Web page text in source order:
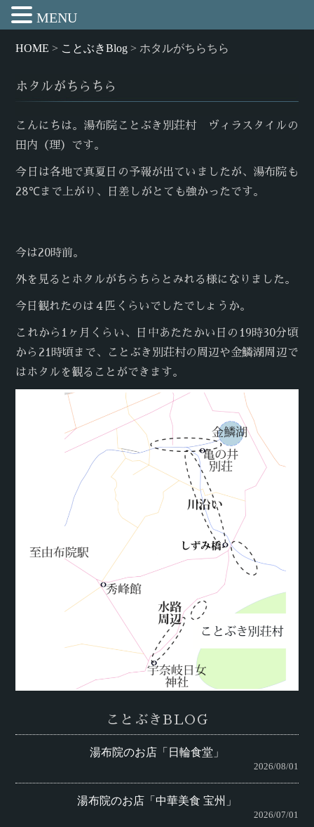
HOME > ことぶきBlog > ホタルがちらちら
ホタルがちらちら
こんにちは。湯布院ことぶき別荘村 ヴィラスタイルの
田内（理）です。
今日は各地で真夏日の予報が出ていましたが、湯布院も
28℃まで上がり、日差しがとても強かったです。
今は20時前。
外を見るとホタルがちらちらとみれる様になりました。
今日観れたのは４匹くらいでしたでしょうか。
これから1ヶ月くらい、日中あたたかい日の19時30分頃
から21時頃まで、ことぶき別荘村の周辺や金鱗湖周辺で
はホタルを観ることができます。
ことぶきBLOG
湯布院のお店「日輪食堂」
2026/08/01
湯布院のお店「中華美食 宝州」
2026/07/01
MENU